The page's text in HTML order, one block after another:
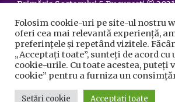
Primăria Sectorului 5 București©️
Folosim cookie-uri pe site-ul nostru
oferi cea mai relevantă experiență,
preferințele și repetând vizitele.
„Acceptați toate”, sunteți de acord cu
cookie-urile. Cu toate acestea, puteți
cookie” pentru a furniza un
Setări cookie Acceptați toate